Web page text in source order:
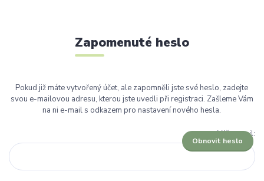
Zapomenuté heslo
Pokud již máte vytvořený účet, ale zapomněli jste své heslo, zadejte
svou e-mailovou adresu, kterou jste uvedli při registraci. Zašleme Vám
na ni e-mail s odkazem pro nastavení nového hesla.
Váš e-mail:
Obnovit heslo